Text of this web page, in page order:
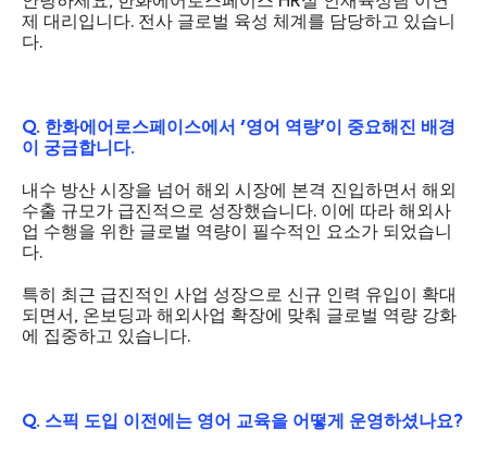
제 대리입니다. 전사 글로벌 육성 체계를 담당하고 있습니
다.
Q. 한화에어로스페이스에서 '영어 역량'이 중요해진 배경
이 궁금합니다.
내수 방산 시장을 넘어 해외 시장에 본격 진입하면서 해외
수출 규모가 급진적으로 성장했습니다. 이에 따라 해외사
업 수행을 위한 글로벌 역량이 필수적인 요소가 되었습니
다.
특히 최근 급진적인 사업 성장으로 신규 인력 유입이 확대
되면서, 온보딩과 해외사업 확장에 맞춰 글로벌 역량 강화
에 집중하고 있습니다.
Q. 스픽 도입 이전에는 영어 교육을 어떻게 운영하셨나요?